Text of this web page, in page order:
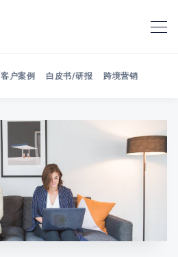
Search 美洽博客
客户案例 白皮书/研报 跨境营销